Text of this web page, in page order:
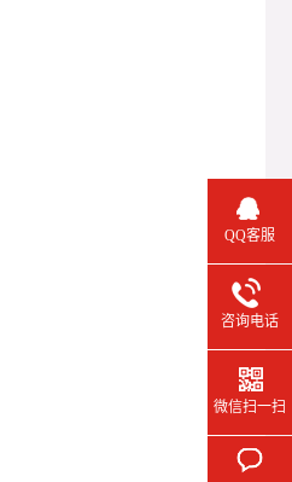
QQ客服
咨询电话
微信扫一扫